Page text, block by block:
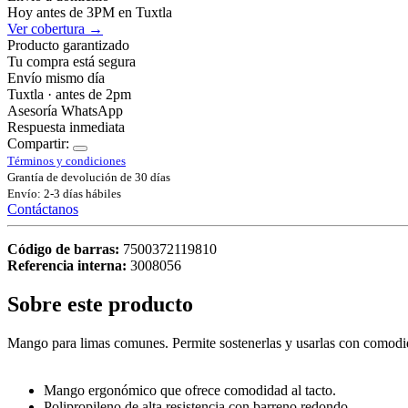
Hoy antes de 3PM en Tuxtla
Ver cobertura →
Producto garantizado
Tu compra está segura
Envío mismo día
Tuxtla · antes de 2pm
Asesoría WhatsApp
Respuesta inmediata
Compartir:
Términos y condiciones
Grantía de devolución de 30 días
Envío: 2-3 días hábiles
Contáctanos
Código de barras: 7500372119810
Referencia interna: 3008056
Sobre este producto
Mango para limas comunes. Permite sostenerlas y usarlas con
Mango ergonómico que ofrece comodidad al tacto.